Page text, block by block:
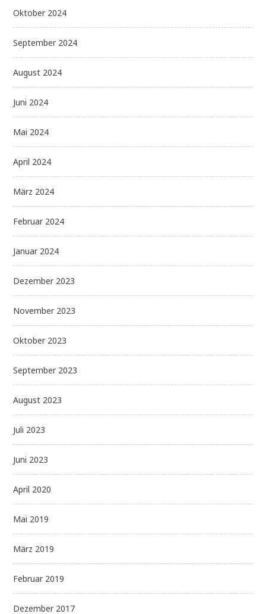
Oktober 2024
September 2024
August 2024
Juni 2024
Mai 2024
April 2024
März 2024
Februar 2024
Januar 2024
Dezember 2023
November 2023
Oktober 2023
September 2023
August 2023
Juli 2023
Juni 2023
April 2020
Mai 2019
März 2019
Februar 2019
Dezember 2017